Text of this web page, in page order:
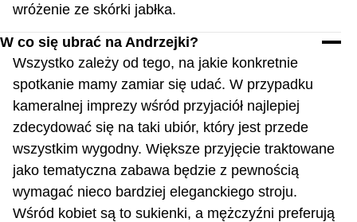
wróżenie ze skórki jabłka.
W co się ubrać na Andrzejki?
Wszystko zależy od tego, na jakie konkretnie
spotkanie mamy zamiar się udać. W przypadku
kameralnej imprezy wśród przyjaciół najlepiej
zdecydować się na taki ubiór, który jest przede
wszystkim wygodny. Większe przyjęcie traktowane
jako tematyczna zabawa będzie z pewnością
wymagać nieco bardziej eleganckiego stroju.
Wśród kobiet są to sukienki, a mężczyźni preferują